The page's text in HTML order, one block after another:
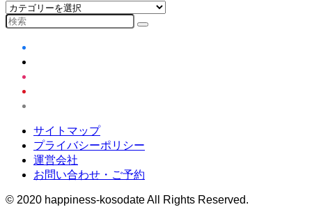
カ
テ
サイトマップ
プライバシーポリシー
運営会社
お問い合わせ・ご予約
© 2020 happiness-kosodate All Rights Reserved.